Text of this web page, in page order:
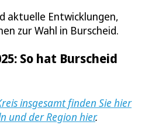
aktuelle Entwicklungen,
zur Wahl in Burscheid.
So hat Burscheid
insgesamt finden Sie hier
und der Region hier.